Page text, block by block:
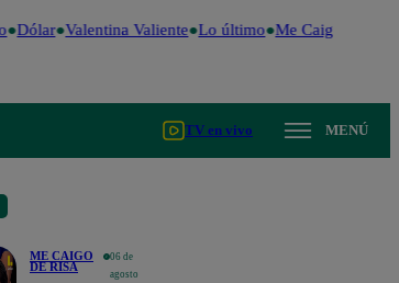
Dólar Valentina Valiente Lo último Me Caigo de Risa
TV en vivo MENÚ
ME CAIGO
DE RISA
06 de
agosto